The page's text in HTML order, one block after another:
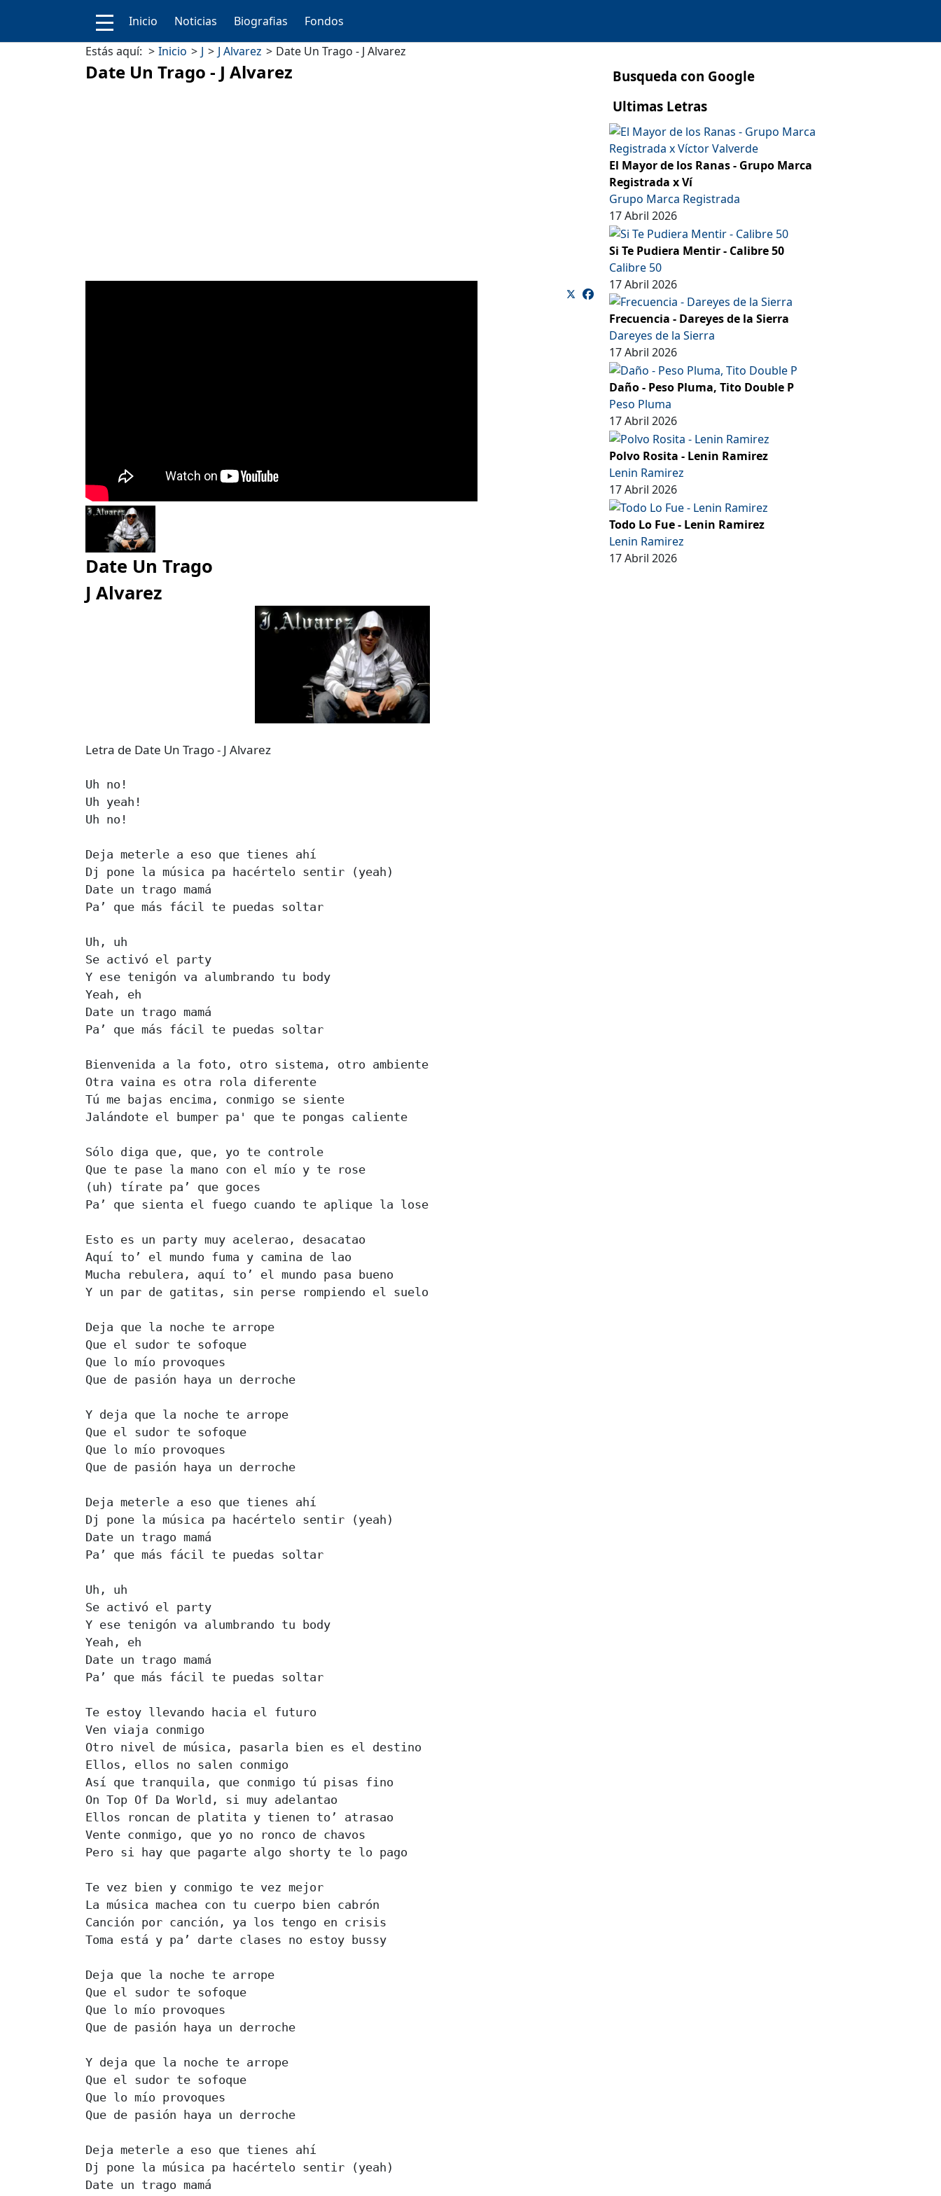
Inicio Noticias Biografias
Fondos
Estás aquí:
Inicio J J Alvarez Date Un Trago - J Alvarez
Date Un Trago - J Alvarez
Date Un Trago
J Alvarez
Letra de Date Un Trago - J Alvarez
Uh no!
Uh yeah!
Uh no!
Deja meterle a eso que tienes ahí
Dj pone la música pa hacértelo sentir (yeah)
Date un trago mamá
Pa’ que más fácil te puedas soltar
Uh, uh
Se activó el party
Y ese tenigón va alumbrando tu body
Yeah, eh
Date un trago mamá
Pa’ que más fácil te puedas soltar
Bienvenida a la foto, otro sistema, otro ambiente
Otra vaina es otra rola diferente
Tú me bajas encima, conmigo se siente
Jalándote el bumper pa' que te pongas caliente
Sólo diga que, que, yo te controle
Que te pase la mano con el mío y te rose
(uh) tírate pa’ que goces
Pa’ que sienta el fuego cuando te aplique la lose
Esto es un party muy acelerao, desacatao
Aquí to’ el mundo fuma y camina de lao
Mucha rebulera, aquí to’ el mundo pasa bueno
Y un par de gatitas, sin perse rompiendo el suelo
Deja que la noche te arrope
Que el sudor te sofoque
Que lo mío provoques
Que de pasión haya un derroche
Y deja que la noche te arrope
Que el sudor te sofoque
Que lo mío provoques
Que de pasión haya un derroche
Deja meterle a eso que tienes ahí
Dj pone la música pa hacértelo sentir (yeah)
Date un trago mamá
Pa’ que más fácil te puedas soltar
Uh, uh
Se activó el party
Y ese tenigón va alumbrando tu body
Yeah, eh
Date un trago mamá
Pa’ que más fácil te puedas soltar
Te estoy llevando hacia el futuro
Ven viaja conmigo
Otro nivel de música, pasarla bien es el destino
Ellos, ellos no salen conmigo
Así que tranquila, que conmigo tú pisas fino
On Top Of Da World, si muy adelantao
Ellos roncan de platita y tienen to’ atrasao
Vente conmigo, que yo no ronco de chavos
Pero si hay que pagarte algo shorty te lo pago
Te vez bien y conmigo te vez mejor
La música machea con tu cuerpo bien cabrón
Canción por canción, ya los tengo en crisis
Toma está y pa’ darte clases no estoy bussy
Deja que la noche te arrope
Que el sudor te sofoque
Que lo mío provoques
Que de pasión haya un derroche
Y deja que la noche te arrope
Que el sudor te sofoque
Que lo mío provoques
Que de pasión haya un derroche
Deja meterle a eso que tienes ahí
Dj pone la música pa hacértelo sentir (yeah)
Date un trago mamá
Busqueda con Google
Ultimas Letras
El Mayor de los Ranas - Grupo Marca
Registrada x Ví
Grupo Marca Registrada
17 Abril 2026
Si Te Pudiera Mentir - Calibre 50
Calibre 50
17 Abril 2026
Frecuencia - Dareyes de la Sierra
Dareyes de la Sierra
17 Abril 2026
Daño - Peso Pluma, Tito Double P
Peso Pluma
17 Abril 2026
Polvo Rosita - Lenin Ramirez
Lenin Ramirez
17 Abril 2026
Todo Lo Fue - Lenin Ramirez
Lenin Ramirez
17 Abril 2026